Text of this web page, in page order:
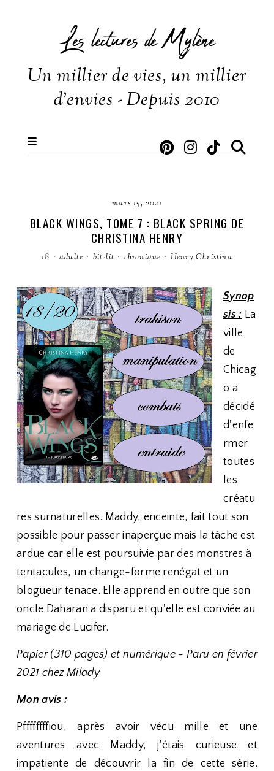
Les lectures de Mylène
Un millier de vies, un millier
d'envies - Depuis 2010
mars 15, 2021
BLACK WINGS, TOME 7 : BLACK SPRING DE
CHRISTINA HENRY
18 · adulte · bit-lit · chronique · Henry Christina
Synop
sis : La
ville
de
Chicag
o a
décidé
d'enfe
rmer
toutes
les
créatu
res surnaturelles. Maddy, enceinte, fait tout son
possible pour passer inaperçue mais la tâche est
ardue car elle est poursuivie par des monstres à
tentacules, un change-forme renégat et un
blogueur tenace. Elle apprend en outre que son
oncle Daharan a disparu et qu'elle est conviée au
mariage de Lucifer.
Papier (310 pages) et numérique - Paru en février
2021 chez Milady
Mon avis :
Pffffffffiou, après avoir vécu mille et une
aventures avec Maddy, j'étais curieuse et
impatiente de découvrir la fin de cette série.